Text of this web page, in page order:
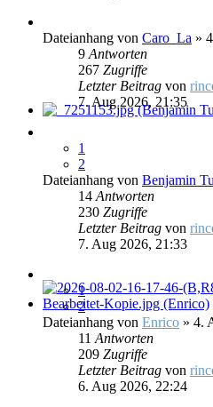
Dateianhang von Caro_La »
9 Antworten
267 Zugriffe
Letzter Beitrag von
7. Aug 2026, 21:35
1
2
Dateianhang von Benjamin
14 Antworten
230 Zugriffe
Letzter Beitrag von
7. Aug 2026, 21:33
1
2
Dateianhang von Enrico » 4.
11 Antworten
209 Zugriffe
Letzter Beitrag von
6. Aug 2026, 22:24